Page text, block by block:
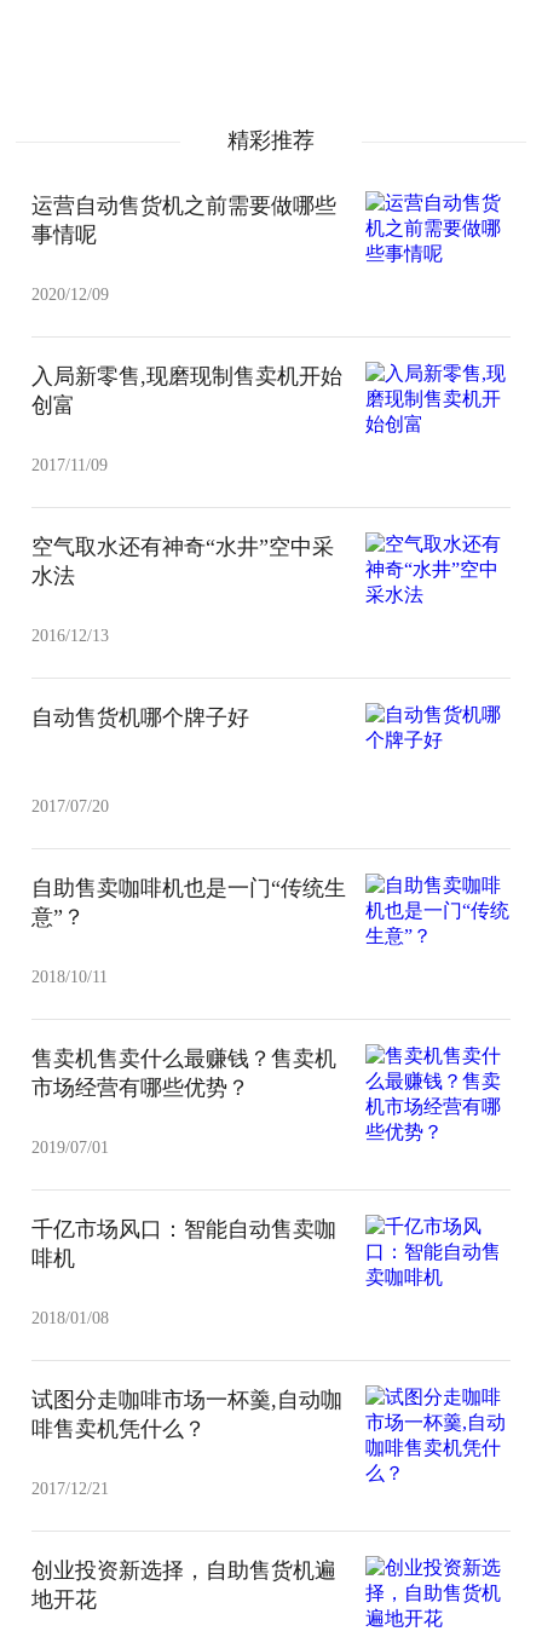
精彩推荐
运营自动售货机之前需要做哪些
事情呢
2020/12/09
入局新零售,现磨现制售卖机开始
创富
2017/11/09
空气取水还有神奇“水井”空中采
水法
2016/12/13
自动售货机哪个牌子好
2017/07/20
自助售卖咖啡机也是一门“传统生
意”？
2018/10/11
售卖机售卖什么最赚钱？售卖机
市场经营有哪些优势？
2019/07/01
千亿市场风口：智能自动售卖咖
啡机
2018/01/08
试图分走咖啡市场一杯羹,自动咖
啡售卖机凭什么？
2017/12/21
创业投资新选择，自助售货机遍
地开花